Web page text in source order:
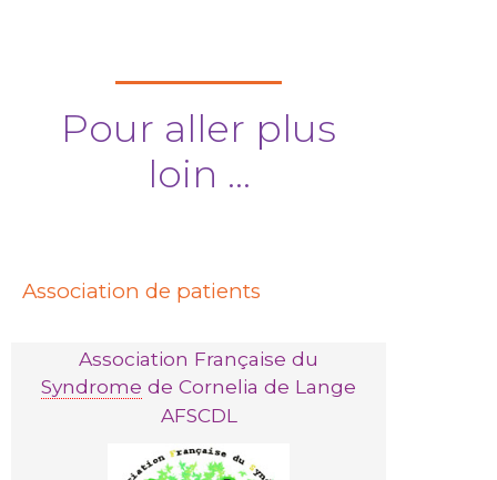
Pour aller plus
loin ...
Association de patients
Association Française du
Syndrome de Cornelia de Lange
AFSCDL